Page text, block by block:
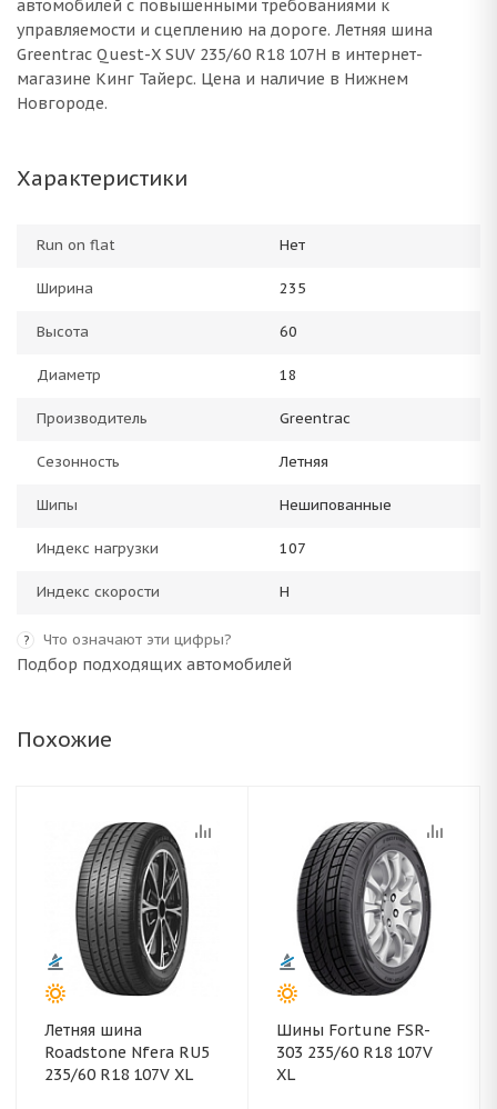
автомобилей с повышенными требованиями к
управляемости и сцеплению на дороге. Летняя шина
Greentrac Quest-X SUV 235/60 R18 107H в интернет-
магазине Кинг Тайерс. Цена и наличие в Нижнем
Новгороде.
Характеристики
Run on flat Нет
Ширина 235
Высота 60
Диаметр 18
Производитель Greentrac
Сезонность Летняя
Шипы Нешипованные
Индекс нагрузки 107
Индекс скорости H
? Что означают эти цифры?
Подбор подходящих автомобилей
Похожие
Летняя шина
Roadstone Nfera RU5
235/60 R18 107V XL
Шины Fortune FSR-
303 235/60 R18 107V
XL